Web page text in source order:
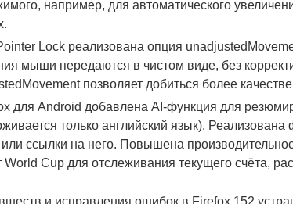
например, для автоматического
Lock реализована опция
мыши передаются в чистом виде, без
позволяет добиться более
для Android добавлена AI-функция для
только английский язык).
ссылки на него. Повышена
World Cup для отслеживания текущего счёта,